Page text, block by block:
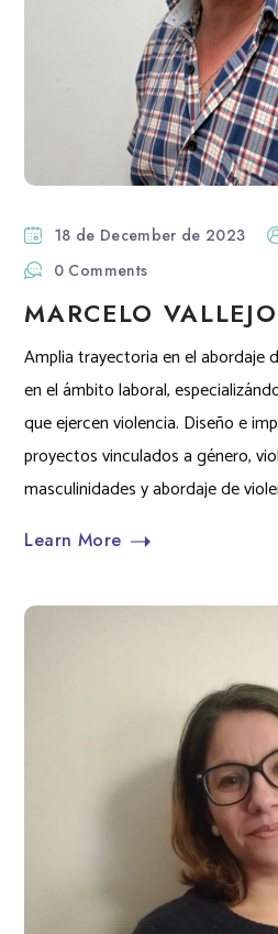
18 de December de 2023
0 Comments
MARCELO
Amplia trayectoria en el abordaje
en el ámbito laboral,
que ejercen violencia. Diseño e
proyectos vinculados a género,
masculinidades y abordaje de
Learn More